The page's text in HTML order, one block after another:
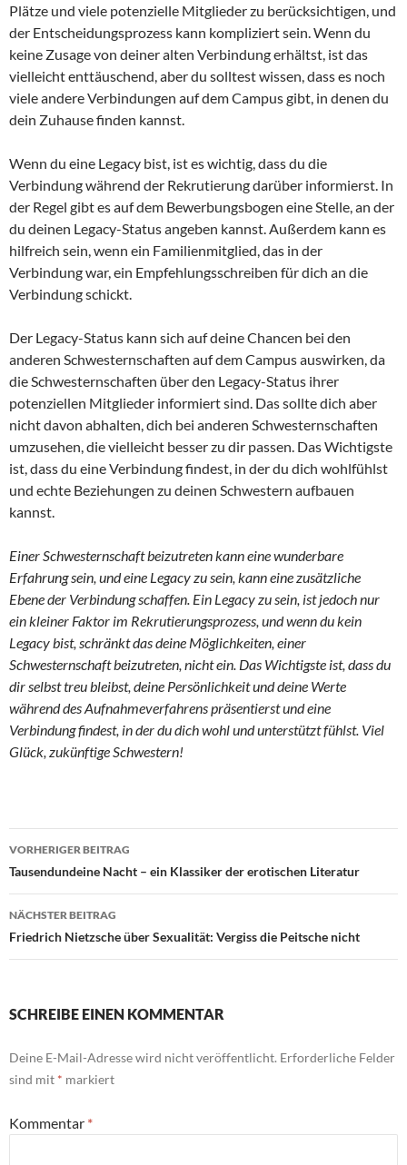
Plätze und viele potenzielle Mitglieder zu berücksichtigen, und
der Entscheidungsprozess kann kompliziert sein. Wenn du
keine Zusage von deiner alten Verbindung erhältst, ist das
vielleicht enttäuschend, aber du solltest wissen, dass es noch
viele andere Verbindungen auf dem Campus gibt, in denen du
dein Zuhause finden kannst.
Wenn du eine Legacy bist, ist es wichtig, dass du die
Verbindung während der Rekrutierung darüber informierst. In
der Regel gibt es auf dem Bewerbungsbogen eine Stelle, an der
du deinen Legacy-Status angeben kannst. Außerdem kann es
hilfreich sein, wenn ein Familienmitglied, das in der
Verbindung war, ein Empfehlungsschreiben für dich an die
Verbindung schickt.
Der Legacy-Status kann sich auf deine Chancen bei den
anderen Schwesternschaften auf dem Campus auswirken, da
die Schwesternschaften über den Legacy-Status ihrer
potenziellen Mitglieder informiert sind. Das sollte dich aber
nicht davon abhalten, dich bei anderen Schwesternschaften
umzusehen, die vielleicht besser zu dir passen. Das Wichtigste
ist, dass du eine Verbindung findest, in der du dich wohlfühlst
und echte Beziehungen zu deinen Schwestern aufbauen
kannst.
Einer Schwesternschaft beizutreten kann eine wunderbare
Erfahrung sein, und eine Legacy zu sein, kann eine zusätzliche
Ebene der Verbindung schaffen. Ein Legacy zu sein, ist jedoch nur
ein kleiner Faktor im Rekrutierungsprozess, und wenn du kein
Legacy bist, schränkt das deine Möglichkeiten, einer
Schwesternschaft beizutreten, nicht ein. Das Wichtigste ist, dass du
dir selbst treu bleibst, deine Persönlichkeit und deine Werte
während des Aufnahmeverfahrens präsentierst und eine
Verbindung findest, in der du dich wohl und unterstützt fühlst. Viel
Glück, zukünftige Schwestern!
Beitragsnavigation
VORHERIGER BEITRAG
Tausendundeine Nacht – ein Klassiker der erotischen Literatur
NÄCHSTER BEITRAG
Friedrich Nietzsche über Sexualität: Vergiss die Peitsche nicht
SCHREIBE EINEN KOMMENTAR
Deine E-Mail-Adresse wird nicht veröffentlicht. Erforderliche Felder
sind mit * markiert
Kommentar *